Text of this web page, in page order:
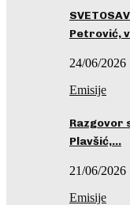
Petrović,
24/06/2026
Emisije
Razgovor
Plavšić,…
21/06/2026
Emisije